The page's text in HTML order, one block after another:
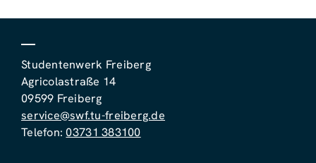
Studentenwerk Freiberg
Agricolastraße 14
09599 Freiberg
service@swf.tu-freiberg.de
Telefon:03731 383100